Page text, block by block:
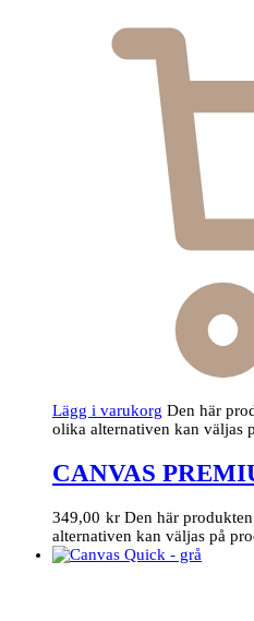
Lägg i varukorg Den här
olika alternativen kan väljas
CANVAS
349,00 kr Den här
alternativen kan väljas på